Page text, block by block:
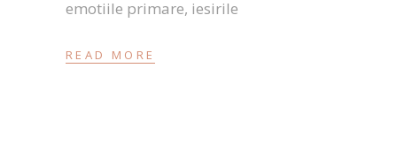
emotiile primare, iesirile
READ MORE